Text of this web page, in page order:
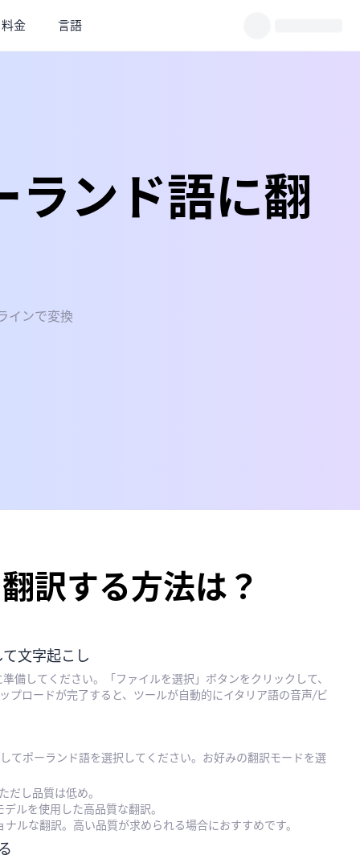
料金 言語
ランド語に翻
インで変換
訳する方法は？
文字起こし
備してください。「ファイルを選択」ボタンをクリックして、
プロードが完了すると、ツールが自動的にイタリア語の音声/ビ
てポーランド語を選択してください。お好みの翻訳モードを選
し品質は低め。
ルを使用した高品質な翻訳。
ルな翻訳。高い品質が求められる場合におすすめです。